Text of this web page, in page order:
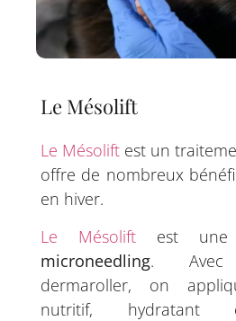
Le Mésolift
Le Mésolift est un
offre de nombreux
en hiver.
Le Mésolift est une
microneedling. Avec
dermaroller, on
nutritif, hydratant